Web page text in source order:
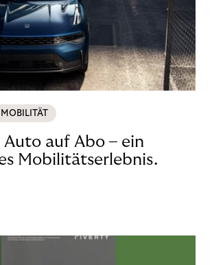
MOBILITÄT
Auto auf Abo – ein
Mobilitätserlebnis.